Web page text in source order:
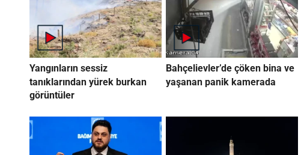
Yangınların sessiz
tanıklarından yürek burkan
görüntüler
Bahçelievler’de çöken bina ve
yaşanan panik kamerada